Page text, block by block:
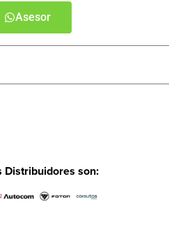
Asesor
Distribuidores son: